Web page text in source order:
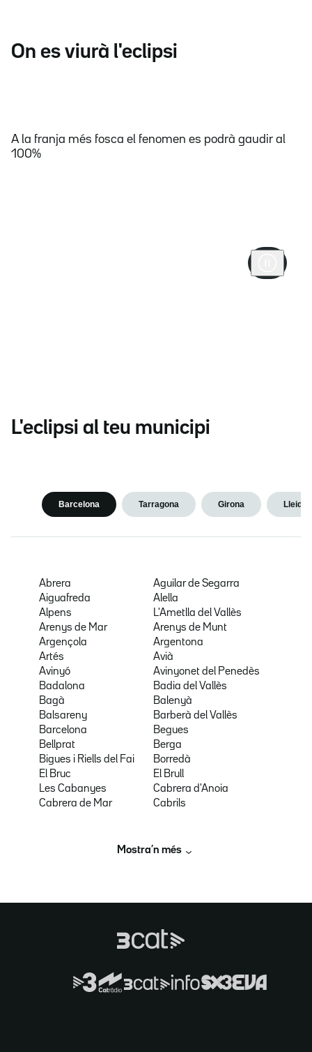
On es viurà l'eclipsi
A la franja més fosca el fenomen es podrà gaudir al
100%
L'eclipsi al teu municipi
Barcelona Tarragona Girona Lleida
Abrera
Aguilar de Segarra
Aiguafreda
Alella
Alpens
L'Ametlla del Vallès
Arenys de Mar
Arenys de Munt
Argençola
Argentona
Artés
Avià
Avinyó
Avinyonet del Penedès
Badalona
Badia del Vallès
Bagà
Balenyà
Balsareny
Barberà del Vallès
Barcelona
Begues
Bellprat
Berga
Bigues i Riells del Fai
Borredà
El Bruc
El Brull
Les Cabanyes
Cabrera d'Anoia
Cabrera de Mar
Cabrils
Mostra’n més